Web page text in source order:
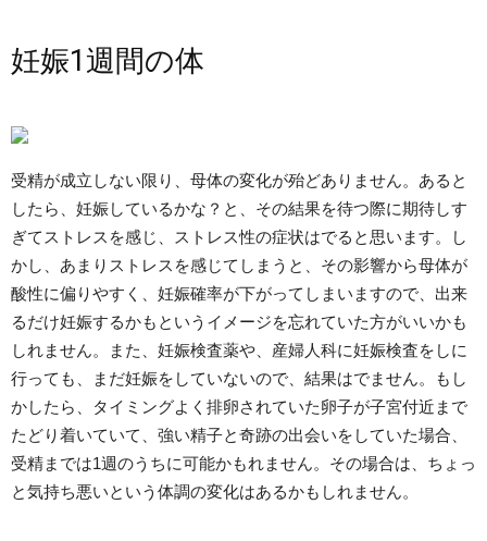
妊娠1週間の体
受精が成立しない限り、母体の変化が殆どありません。あると
したら、妊娠しているかな？と、その結果を待つ際に期待しす
ぎてストレスを感じ、ストレス性の症状はでると思います。し
かし、あまりストレスを感じてしまうと、その影響から母体が
酸性に偏りやすく、妊娠確率が下がってしまいますので、出来
るだけ妊娠するかもというイメージを忘れていた方がいいかも
しれません。また、妊娠検査薬や、産婦人科に妊娠検査をしに
行っても、まだ妊娠をしていないので、結果はでません。もし
かしたら、タイミングよく排卵されていた卵子が子宮付近まで
たどり着いていて、強い精子と奇跡の出会いをしていた場合、
受精までは1週のうちに可能かもれません。その場合は、ちょっ
と気持ち悪いという体調の変化はあるかもしれません。